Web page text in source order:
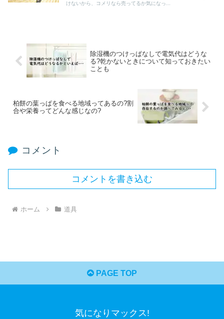
けないから、コメリなら売ってるか気になっ...
除湿機のつけっぱなしで電気代はどうな
る?乾かないときについて知っておきたい
ことも
柏餅の葉っぱを食べる地域ってあるの?割
合や栄養ってどんな感じなの?
コメント
コメントを書き込む
ホーム 道具
PAGE TOP
気になりマックス!